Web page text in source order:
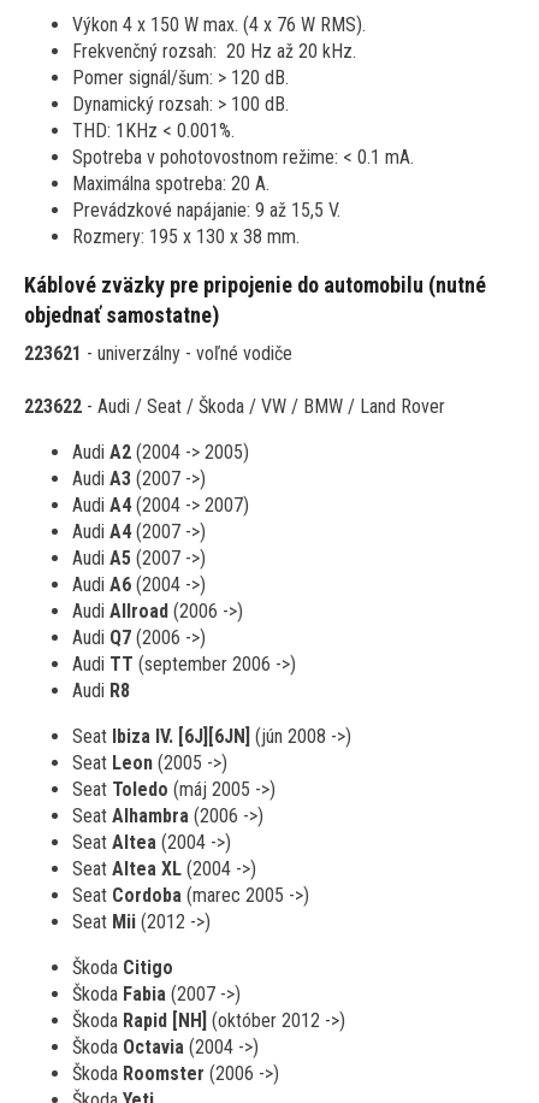
Výkon 4 x 150 W max. (4 x 76 W RMS).
Frekvenčný rozsah: 20 Hz až 20 kHz.
Pomer signál/šum: > 120 dB.
Dynamický rozsah: > 100 dB.
THD: 1KHz < 0.001%.
Spotreba v pohotovostnom režime: < 0.1 mA.
Maximálna spotreba: 20 A.
Prevádzkové napájanie: 9 až 15,5 V.
Rozmery: 195 x 130 x 38 mm.
Káblové zväzky pre pripojenie do automobilu (nutné
objednať samostatne)
223621 - univerzálny - voľné vodiče
223622 - Audi / Seat / Škoda / VW / BMW / Land Rover
Audi A2 (2004 -> 2005)
Audi A3 (2007 ->)
Audi A4(2004 -> 2007)
Audi A4(2007 ->)
Audi A5 (2007 ->)
Audi A6 (2004 ->)
Audi Allroad (2006 ->)
Audi Q7 (2006 ->)
Audi TT (september 2006 ->)
Audi R8
Seat Ibiza IV. [6J][6JN] (jún 2008 ->)
Seat Leon (2005 ->)
Seat Toledo (máj 2005 ->)
Seat Alhambra (2006 ->)
Seat Altea (2004 ->)
Seat Altea XL (2004 ->)
Seat Cordoba (marec 2005 ->)
Seat Mii (2012 ->)
Škoda Citigo
Škoda Fabia (2007 ->)
Škoda Rapid [NH] (október 2012 ->)
Škoda Octavia (2004 ->)
Škoda Roomster (2006 ->)